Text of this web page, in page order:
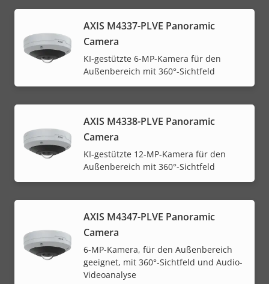
AXIS M4337-PLVE Panoramic
Camera
KI-gestützte 6-MP-Kamera für den
Außenbereich mit 360°-Sichtfeld
AXIS M4338-PLVE Panoramic
Camera
KI-gestützte 12-MP-Kamera für den
Außenbereich mit 360°-Sichtfeld
AXIS M4347-PLVE Panoramic
Camera
6-MP-Kamera, für den Außenbereich
geeignet, mit 360°-Sichtfeld und Audio-
Videoanalyse